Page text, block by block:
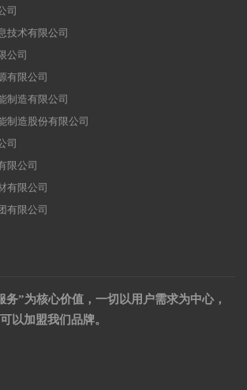
司
技术有限公司
公司
有限公司
制造有限公司
制造股份有限公司
司
限公司
有限公司
有限公司
务”为核心价值，一切以用户需求为中心，
以加盟我们品牌。